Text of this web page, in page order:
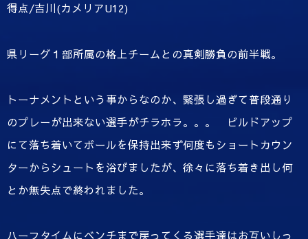
得点/吉川(カメリアU12)
県リーグ１部所属の格上チームとの真剣勝負の前半戦。
トーナメントという事からなのか、緊張し過ぎて普段通り
のプレーが出来ない選手がチラホラ。。。 ビルドアップ
にて落ち着いてボールを保持出来ず何度もショートカウン
ターからシュートを浴びましたが、徐々に落ち着き出し何
とか無失点で終われました。
ハーフタイムにベンチまで戻ってくる選手達はお互いしっ